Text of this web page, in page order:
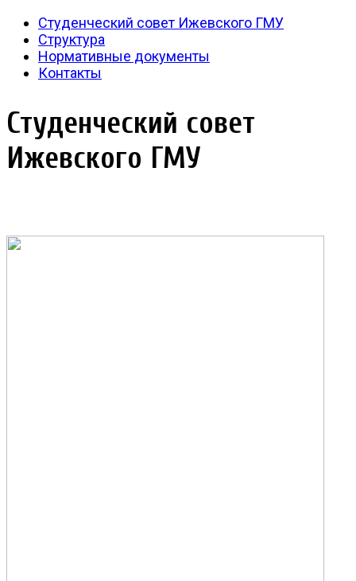
Студенческий совет Ижевского ГМУ
Структура
Нормативные документы
Контакты
Студенческий совет
Ижевского ГМУ